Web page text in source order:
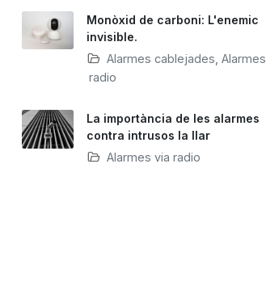
Monòxid de carboni: L'enemic
invisible.
Alarmes cablejades Alarmes
via radio
La importància de les alarmes
contra intrusos la llar
Alarmes via radio